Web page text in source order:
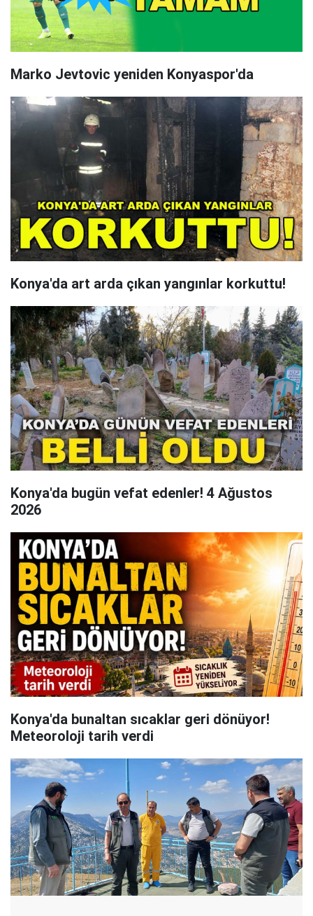
Marko Jevtovic yeniden Konyaspor'da
Konya'da art arda çıkan yangınlar korkuttu!
Konya'da bugün vefat edenler! 4 Ağustos
2026
Konya'da bunaltan sıcaklar geri dönüyor!
Meteoroloji tarih verdi